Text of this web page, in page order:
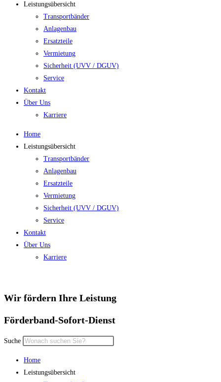
Leistungsübersicht
Transportbänder
Anlagenbau
Ersatzteile
Vermietung
Sicherheit (UVV / DGUV)
Service
Kontakt
Über Uns
Karriere
Home
Leistungsübersicht
Transportbänder
Anlagenbau
Ersatzteile
Vermietung
Sicherheit (UVV / DGUV)
Service
Kontakt
Über Uns
Karriere
Wir fördern Ihre Leistung
Förderband-Sofort-Dienst
Suche
Home
Leistungsübersicht